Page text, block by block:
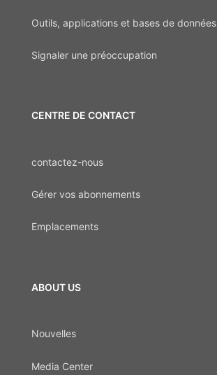
Outils, applications et bases de données
Signaler une préoccupation
CENTRE DE CONTACT
contactez-nous
Gérer vos abonnements
Emplacements
ABOUT US
Nouvelles
Media Center